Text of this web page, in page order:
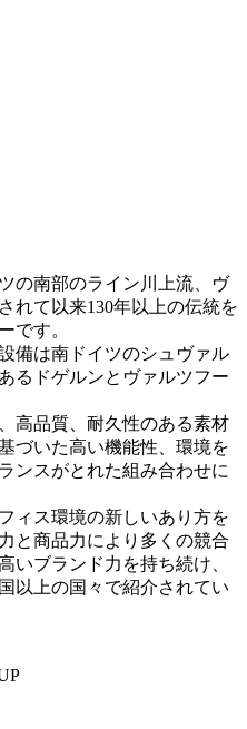
の南部のライン川上流、ヴ
れて以来130年以上の伝統を
です。
備は南ドイツのシュヴァル
るドゲルンとヴァルツフー
高品質、耐久性のある素材
づいた高い機能性、環境を
ンスがとれた組み合わせに
ィス環境の新しいあり方を
と商品力により多くの競合
いブランド力を持ち続け、
以上の国々で紹介されてい